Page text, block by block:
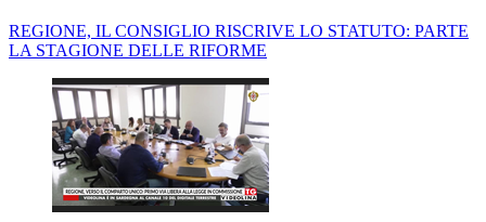
REGIONE, IL CONSIGLIO RISCRIVE LO STATUTO: PARTE
LA STAGIONE DELLE RIFORME